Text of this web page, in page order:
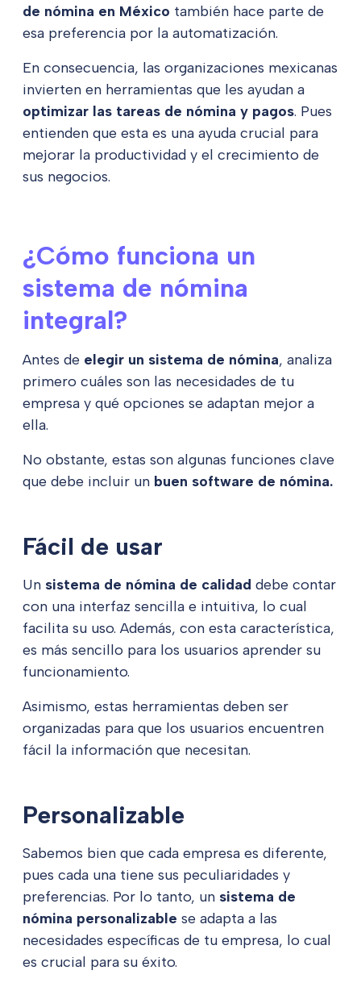
de nómina en México también hace parte de
esa preferencia por la automatización.
En consecuencia, las organizaciones mexicanas
invierten en herramientas que les ayudan a
optimizar las tareas de nómina y pagos. Pues
entienden que esta es una ayuda crucial para
mejorar la productividad y el crecimiento de
sus negocios.
¿Cómo funciona un
sistema de nómina
integral?
Antes de elegir un sistema de nómina, analiza
primero cuáles son las necesidades de tu
empresa y qué opciones se adaptan mejor a
ella.
No obstante, estas son algunas funciones clave
que debe incluir un buen software de nómina.
Fácil de usar
Un sistema de nómina de calidad debe contar
con una interfaz sencilla e intuitiva, lo cual
facilita su uso. Además, con esta característica,
es más sencillo para los usuarios aprender su
funcionamiento.
Asimismo, estas herramientas deben ser
organizadas para que los usuarios encuentren
fácil la información que necesitan.
Personalizable
Sabemos bien que cada empresa es diferente,
pues cada una tiene sus peculiaridades y
preferencias. Por lo tanto, un sistema de
nómina personalizable se adapta a las
necesidades específicas de tu empresa, lo cual
es crucial para su éxito.